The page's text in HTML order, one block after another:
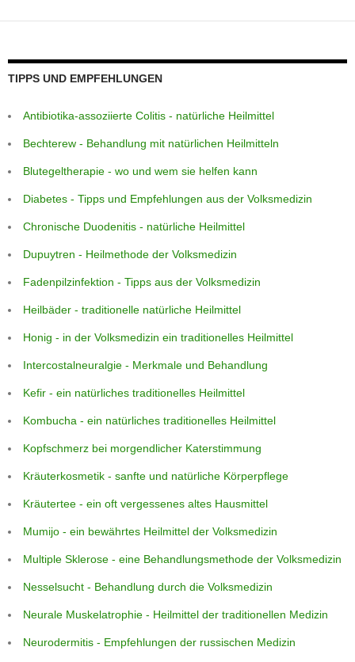
TIPPS UND EMPFEHLUNGEN
Antibiotika-assoziierte Colitis - natürliche Heilmittel
Bechterew - Behandlung mit natürlichen Heilmitteln
Blutegeltherapie - wo und wem sie helfen kann
Diabetes - Tipps und Empfehlungen aus der Volksmedizin
Chronische Duodenitis - natürliche Heilmittel
Dupuytren - Heilmethode der Volksmedizin
Fadenpilzinfektion - Tipps aus der Volksmedizin
Heilbäder - traditionelle natürliche Heilmittel
Honig - in der Volksmedizin ein traditionelles Heilmittel
Intercostalneuralgie - Merkmale und Behandlung
Kefir - ein natürliches traditionelles Heilmittel
Kombucha - ein natürliches traditionelles Heilmittel
Kopfschmerz bei morgendlicher Katerstimmung
Kräuterkosmetik - sanfte und natürliche Körperpflege
Kräutertee - ein oft vergessenes altes Hausmittel
Mumijo - ein bewährtes Heilmittel der Volksmedizin
Multiple Sklerose - eine Behandlungsmethode der Volksmedizin
Nesselsucht - Behandlung durch die Volksmedizin
Neurale Muskelatrophie - Heilmittel der traditionellen Medizin
Neurodermitis - Empfehlungen der russischen Medizin